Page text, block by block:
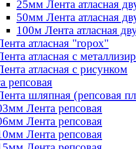
25мм Лента атласная
50мм Лента атласная
100м Лента атласная
атласная "горох"
атласная с
атласная с рисунком
репсовая
шляпная (репсовая
Лента репсовая
Лента репсовая
Лента репсовая